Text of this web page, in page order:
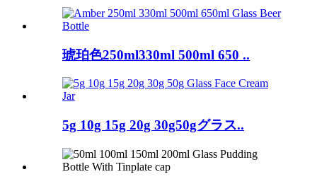
琥珀色250ml330ml 500ml 650 ..
5g 10g 15g 20g 30g50gグラス..